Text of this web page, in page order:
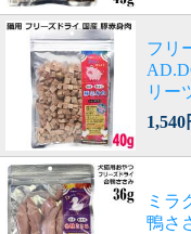
フリ
リー
1,540
ミラ
鴨さ